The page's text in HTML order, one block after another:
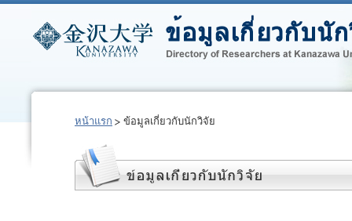
หน้าแรก ข้อมูลเกี่ยวกับนักวิจัย